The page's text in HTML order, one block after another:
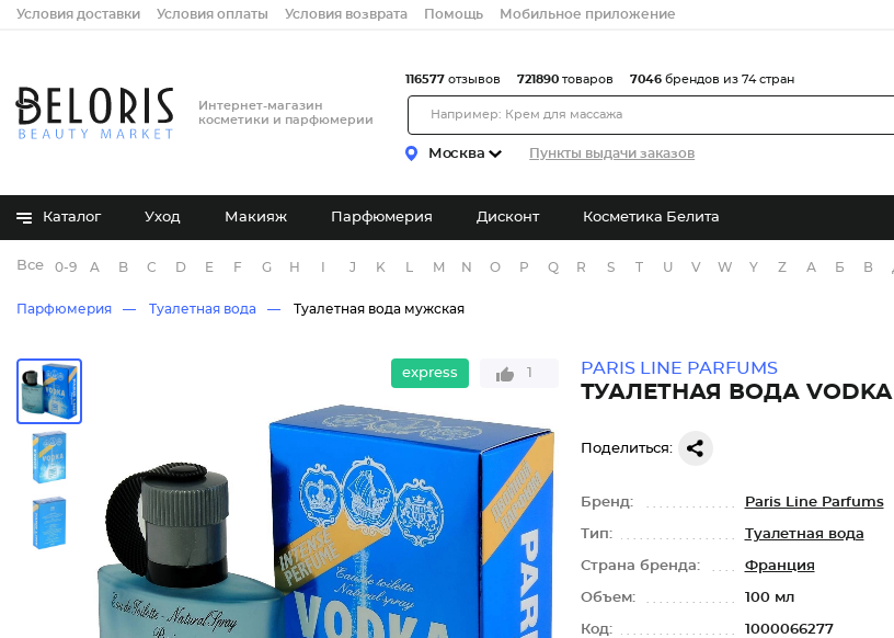
Условия доставки Условия оплаты Условия возврата Помощь Мобильное приложение
Интернет-магазин
косметики и парфюмерии
Москва Пункты выдачи заказов
116577 отзывов 721890 товаров 7046 брендов из 74 стран
Каталог Уход Макияж Парфюмерия Дисконт Косметика Белита
Все бренды
0-9 A B C D E F G H J K M N O P Q R S T U V W Y Z А Б В
Парфюмерия Туалетная вода Туалетная вода мужская
express 1 PARIS LINE PARFUMS
ТУАЛЕТНАЯ ВОДА VODKA
Поделиться:
Бренд: Paris Line Parfums
Тип: Туалетная вода
Страна бренда: Франция
Объем: 100 мл
Код: 1000066277